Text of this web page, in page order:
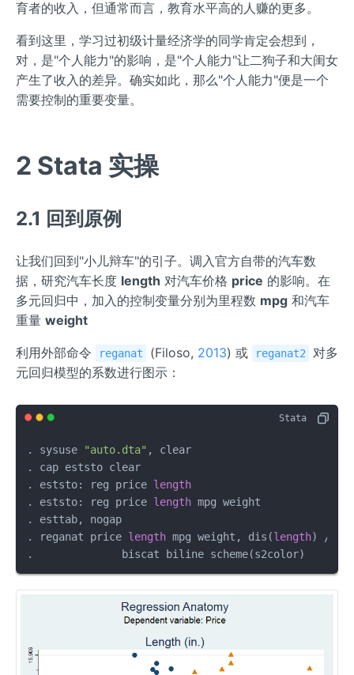
育者的收入，但通常而言，教育水平高的人赚的更多。
看到这里，学习过初级计量经济学的同学肯定会想到，
对，是"个人能力"的影响，是"个人能力"让二狗子和大闺女
产生了收入的差异。确实如此，那么"个人能力"便是一个
需要控制的重要变量。
2 Stata 实操
2.1 回到原例
让我们回到"小儿辩车"的引子。调入官方自带的汽车数
据，研究汽车长度 length 对汽车价格 price 的影响。在
多元回归中，加入的控制变量分别为里程数 mpg 和汽车
重量 weight
利用外部命令 reganat (Filoso, 2013) 或 reganat2 对多
元回归模型的系数进行图示：
. sysuse "auto.dta" , clear
. cap eststo clear
. eststo: reg price length
. eststo: reg price length mpg weight
. esttab, nogap
. reganat price length mpg weight, dis(length) ///
.              biscat biline scheme(s2color)